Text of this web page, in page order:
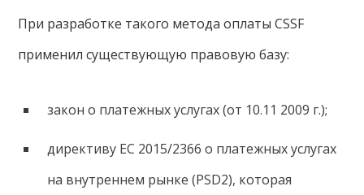
При разработке такого метода оплаты CSSF
применил существующую правовую базу:
закон о платежных услугах (от 10.11 2009 г.);
директиву ЕС 2015/2366 о платежных услугах
на внутреннем рынке (PSD2), которая